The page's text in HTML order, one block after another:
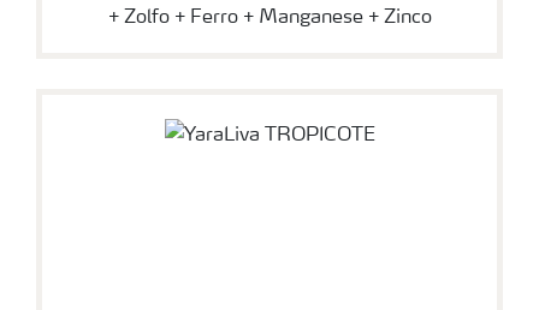
+ Zolfo + Ferro + Manganese + Zinco